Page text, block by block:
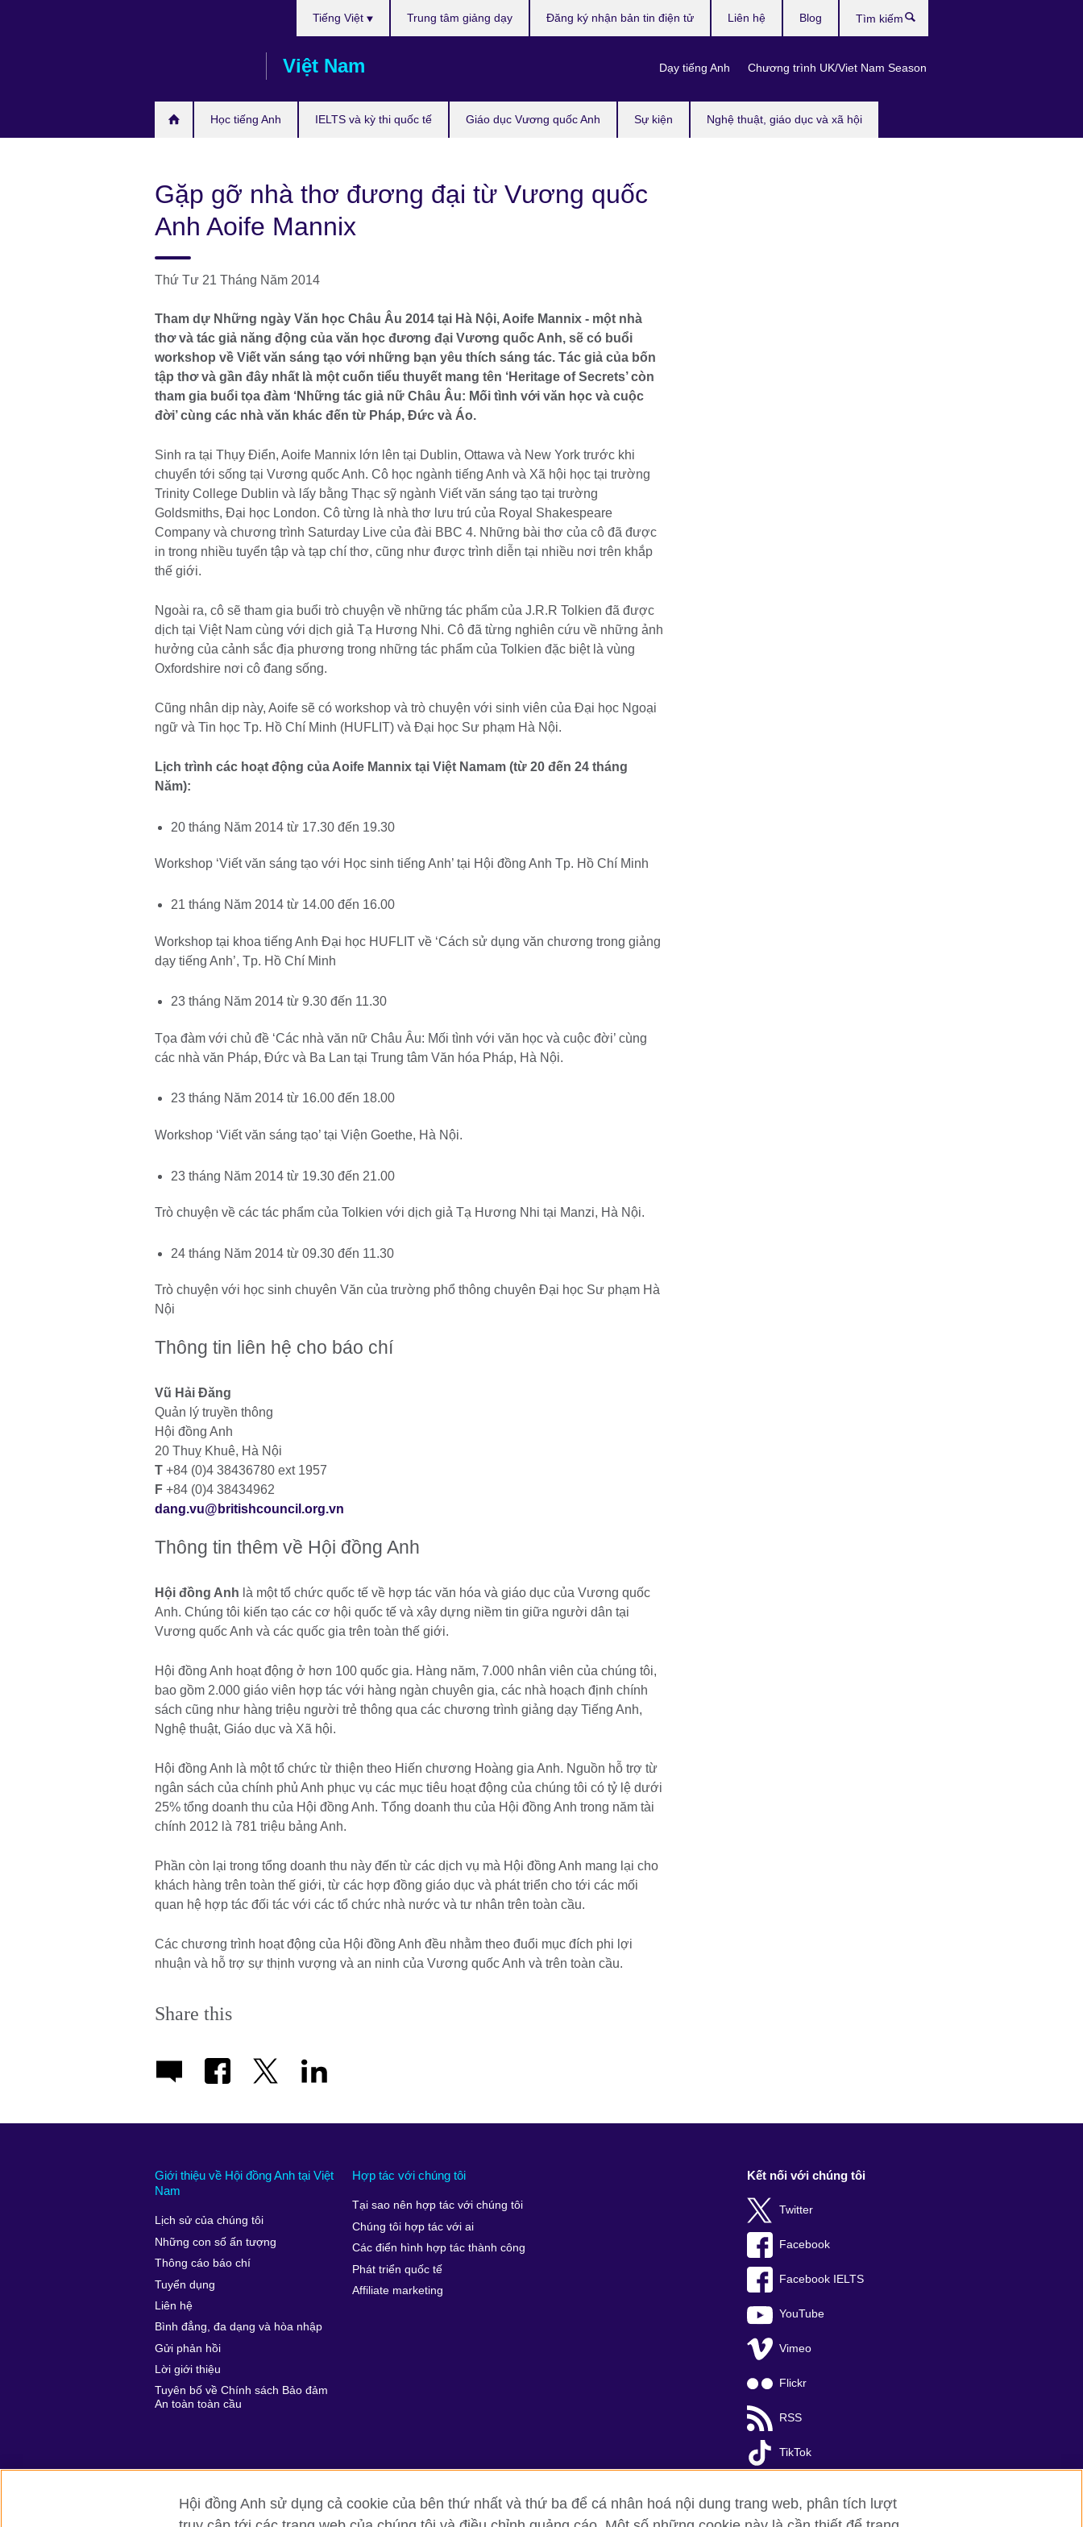
Việt Nam
Học tiếng Anh IELTS và kỳ thi quốc tế Giáo dục Vương quốc Anh Sự kiện Nghệ thuật, giáo dục và xã hội
Tiếng Việt
Dạy tiếng Anh Chương trình UK/Viet Nam Season
Trung tâm giảng dạy Đăng ký nhận bản tin điện tử Liên hệ Blog
kiếm
Gặp gỡ nhà thơ đương đại từ Vương quốc
Anh Aoife Mannix
Thứ Tư 21 Tháng Năm 2014
Tham dự Những ngày Văn học Châu Âu 2014 tại Hà Nội, Aoife Mannix - một nhà
thơ và tác giả năng động của văn học đương đại Vương quốc Anh, sẽ có buổi
workshop về Viết văn sáng tạo với những bạn yêu thích sáng tác. Tác giả của bốn
tập thơ và gần đây nhất là một cuốn tiểu thuyết mang tên ‘Heritage of Secrets’ còn
tham gia buổi tọa đàm ‘Những tác giả nữ Châu Âu: Mối tình với văn học và cuộc
đời’ cùng các nhà văn khác đến từ Pháp, Đức và Áo.
Sinh ra tại Thụy Điển, Aoife Mannix lớn lên tại Dublin, Ottawa và New York trước khi
chuyển tới sống tại Vương quốc Anh. Cô học ngành tiếng Anh và Xã hội học tại trường
Trinity College Dublin và lấy bằng Thạc sỹ ngành Viết văn sáng tạo tại trường
Goldsmiths, Đại học London. Cô từng là nhà thơ lưu trú của Royal Shakespeare
Company và chương trình Saturday Live của đài BBC 4. Những bài thơ của cô đã được
in trong nhiều tuyển tập và tạp chí thơ, cũng như được trình diễn tại nhiều nơi trên khắp
thế giới.
Ngoài ra, cô sẽ tham gia buổi trò chuyện về những tác phẩm của J.R.R Tolkien đã được
dịch tại Việt Nam cùng với dịch giả Tạ Hương Nhi. Cô đã từng nghiên cứu về những ảnh
hưởng của cảnh sắc địa phương trong những tác phẩm của Tolkien đặc biệt là vùng
Oxfordshire nơi cô đang sống.
Cũng nhân dịp này, Aoife sẽ có workshop và trò chuyện với sinh viên của Đại học Ngoại
ngữ và Tin học Tp. Hồ Chí Minh (HUFLIT) và Đại học Sư phạm Hà Nội.
Lịch trình các hoạt động của Aoife Mannix tại Việt Namam (từ 20 đến 24 tháng
Năm):
20 tháng Năm 2014 từ 17.30 đến 19.30
Workshop ‘Viết văn sáng tạo với Học sinh tiếng Anh’ tại Hội đồng Anh Tp. Hồ Chí Minh
21 tháng Năm 2014 từ 14.00 đến 16.00
Workshop tại khoa tiếng Anh Đại học HUFLIT về ‘Cách sử dụng văn chương trong giảng
dạy tiếng Anh’, Tp. Hồ Chí Minh
23 tháng Năm 2014 từ 9.30 đến 11.30
Tọa đàm với chủ đề ‘Các nhà văn nữ Châu Âu: Mối tình với văn học và cuộc đời’ cùng
các nhà văn Pháp, Đức và Ba Lan tại Trung tâm Văn hóa Pháp, Hà Nội.
23 tháng Năm 2014 từ 16.00 đến 18.00
Workshop ‘Viết văn sáng tạo’ tại Viện Goethe, Hà Nội.
23 tháng Năm 2014 từ 19.30 đến 21.00
Trò chuyện về các tác phẩm của Tolkien với dịch giả Tạ Hương Nhi tại Manzi, Hà Nội.
24 tháng Năm 2014 từ 09.30 đến 11.30
Trò chuyện với học sinh chuyên Văn của trường phổ thông chuyên Đại học Sư phạm Hà
Nội
Thông tin liên hệ cho báo chí
Vũ Hải Đăng
Quản lý truyền thông
Hội đồng Anh
20 Thuỵ Khuê, Hà Nội
T +84 (0)4 38436780 ext 1957
F +84 (0)4 38434962
dang.vu@britishcouncil.org.vn
Thông tin thêm về Hội đồng Anh
Hội đồng Anh là một tổ chức quốc tế về hợp tác văn hóa và giáo dục của Vương quốc
Anh. Chúng tôi kiến tạo các cơ hội quốc tế và xây dựng niềm tin giữa người dân tại
Vương quốc Anh và các quốc gia trên toàn thế giới.
Hội đồng Anh hoạt động ở hơn 100 quốc gia. Hàng năm, 7.000 nhân viên của chúng tôi,
bao gồm 2.000 giáo viên hợp tác với hàng ngàn chuyên gia, các nhà hoạch định chính
sách cũng như hàng triệu người trẻ thông qua các chương trình giảng dạy Tiếng Anh,
Nghệ thuật, Giáo dục và Xã hội.
Hội đồng Anh là một tổ chức từ thiện theo Hiến chương Hoàng gia Anh. Nguồn hỗ trợ từ
ngân sách của chính phủ Anh phục vụ các mục tiêu hoạt động của chúng tôi có tỷ lệ dưới
25% tổng doanh thu của Hội đồng Anh. Tổng doanh thu của Hội đồng Anh trong năm tài
chính 2012 là 781 triệu bảng Anh.
Phần còn lại trong tổng doanh thu này đến từ các dịch vụ mà Hội đồng Anh mang lại cho
khách hàng trên toàn thế giới, từ các hợp đồng giáo dục và phát triển cho tới các mối
quan hệ hợp tác đối tác với các tổ chức nhà nước và tư nhân trên toàn cầu.
Các chương trình hoạt động của Hội đồng Anh đều nhằm theo đuổi mục đích phi lợi
nhuận và hỗ trợ sự thịnh vượng và an ninh của Vương quốc Anh và trên toàn cầu.
Share this
Giới thiệu về Hội đồng Anh tại Việt
Nam
Lịch sử của chúng tôi
Những con số ấn tượng
Thông cáo báo chí
Tuyển dụng
Liên hệ
Bình đẳng, đa dạng và hòa nhập
Gửi phản hồi
Lời giới thiệu
Tuyên bố về Chính sách Bảo đảm
An toàn toàn cầu
Hợp tác với chúng tôi
Tại sao nên hợp tác với chúng tôi
Chúng tôi hợp tác với ai
Các điển hình hợp tác thành công
Phát triển quốc tế
Affiliate marketing
Kết nối với chúng tôi
Twitter
Facebook
Facebook IELTS
YouTube
Vimeo
Flickr
RSS
TikTok
Hội đồng Anh sử dụng cả cookie của bên thứ nhất và thứ ba để cá nhân hoá nội dung trang web, phân tích lượt